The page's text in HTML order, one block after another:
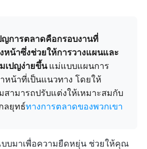
การตลาดคือกรอบงานที่
หน้าซึ่งช่วยให้การวางแผนและ
เปญง่ายขึ้นแม่แบบแผนการ
หน้าที่เป็นแนวทาง โดยให้
สามารถปรับแต่งให้เหมาะสมกับ
ลยุทธ์ทางการตลาดของพวกเขา
บบมาเพื่อความยืดหยุ่น ช่วยให้คุณ